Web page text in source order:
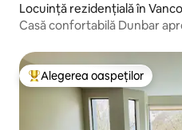
Locuință rezidențială în
Casă confortabilă Dunbar
Locuință din topul
Alegerea oaspeților